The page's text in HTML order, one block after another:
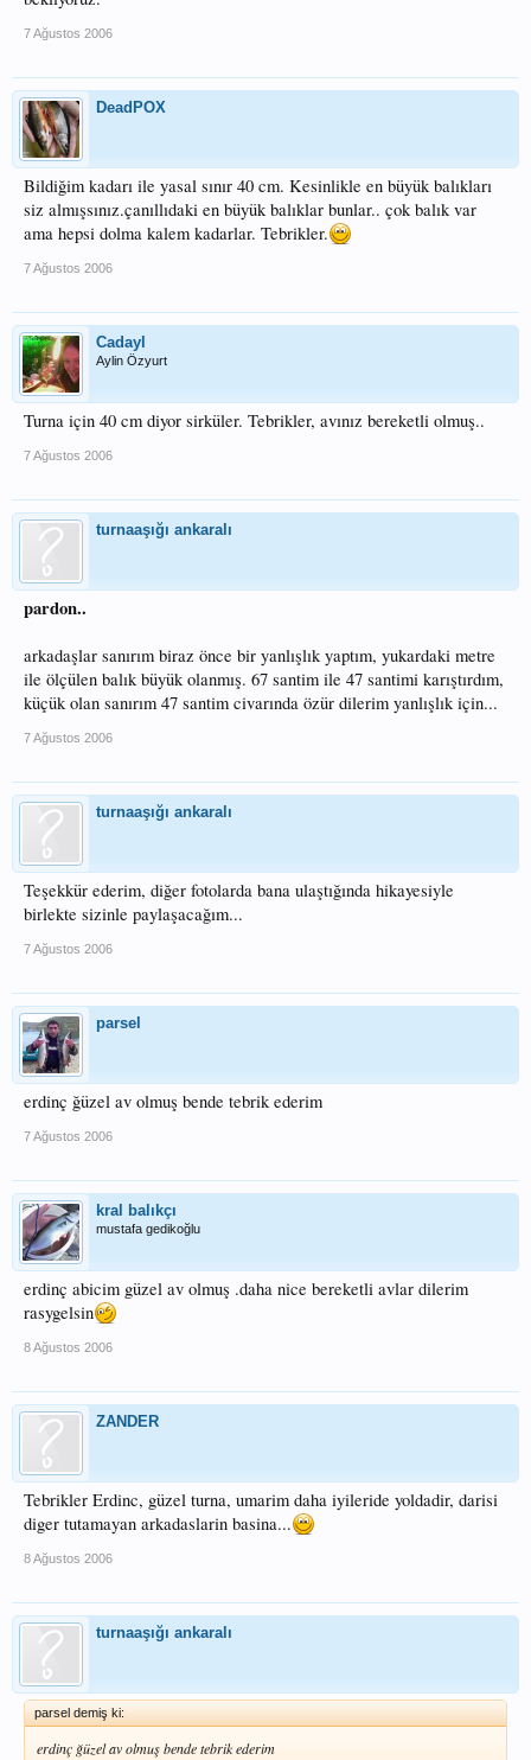
7 Ağustos 2006
DeadPOX
Bildiğim kadarı ile yasal sınır 40 cm. Kesinlikle en büyük balıkları
siz almışsınız.çanıllıdaki en büyük balıklar bunlar.. çok balık var
ama hepsi dolma kalem kadarlar. Tebrikler.
7 Ağustos 2006
Cadayl
Aylin Özyurt
Turna için 40 cm diyor sirküler. Tebrikler, avınız bereketli olmuş..
7 Ağustos 2006
turnaaşığı ankaralı
pardon..
arkadaşlar sanırım biraz önce bir yanlışlık yaptım, yukardaki metre
ile ölçülen balık büyük olanmış. 67 santim ile 47 santimi karıştırdım,
küçük olan sanırım 47 santim civarında özür dilerim yanlışlık için...
7 Ağustos 2006
turnaaşığı ankaralı
Teşekkür ederim, diğer fotolarda bana ulaştığında hikayesiyle
birlekte sizinle paylaşacağım...
7 Ağustos 2006
parsel
erdinç ğüzel av olmuş bende tebrik ederim
7 Ağustos 2006
kral balıkçı
mustafa gedikoğlu
erdinç abicim güzel av olmuş .daha nice bereketli avlar dilerim
rasygelsin
8 Ağustos 2006
ZANDER
Tebrikler Erdinc, güzel turna, umarim daha iyileride yoldadir, darisi
diger tutamayan arkadaslarin basina...
8 Ağustos 2006
turnaaşığı ankaralı
parsel demiş ki:
erdinç ğüzel av olmuş bende tebrik ederim